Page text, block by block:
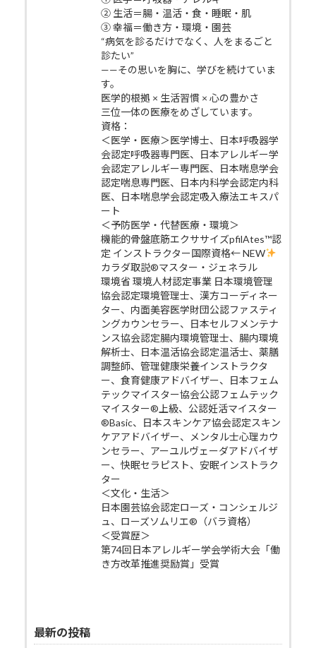
② 生活＝腸・温活・食・睡眠・肌
③ 幸福＝働き方・環境・園芸
“病気を診るだけでなく、人をまるごと
診たい”
——その思いを胸に、学びを続けていま
す。
医学的根拠 × 生活習慣 × 心の豊かさ
三位一体の医療をめざしています。
資格：
＜医学・医療＞医学博士、日本呼吸器学
会認定呼吸器専門医、日本アレルギー学
会認定アレルギー専門医、日本喘息学会
認定喘息専門医、日本内科学会認定内科
医、日本喘息学会認定吸入療法エキスパ
ート
＜予防医学・代替医療・環境＞
機能的骨盤底筋エクササイズpfilAtes™認
定 インストラクター国際資格← NEW
カラダ取説®マスター・ジェネラル
環境省 環境人材認定事業 日本環境管理
協会認定環境管理士、漢方コーディネー
ター、内面美容医学財団公認ファスティ
ングカウンセラー、日本セルフメンテナ
ンス協会認定腸内環境管理士、腸内環境
解析士、日本温活協会認定温活士、薬膳
調整師、管理健康栄養インストラクタ
ー、食育健康アドバイザー、日本フェム
テックマイスター協会公認フェムテック
マイスター®上級、公認妊活マイスター
®Basic、日本スキンケア協会認定スキン
ケアアドバイザー、メンタル士心理カウ
ンセラー、アーユルヴェーダアドバイザ
ー、快眠セラピスト、安眠インストラク
ター
＜文化・生活＞
日本園芸協会認定ローズ・コンシェルジ
ュ、ローズソムリエ®（バラ資格）
＜受賞歴＞
第74回日本アレルギー学会学術大会「働
き方改革推進奨励賞」受賞
最新の投稿